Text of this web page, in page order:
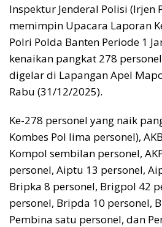
Inspektur Jenderal Polisi (Irjen
memimpin Upacara Laporan
Polri Polda Banten Periode 1
kenaikan pangkat 278
digelar di Lapangan Apel
Rabu (31/12/2025).
Ke-278 personel yang naik
Kombes Pol lima personel),
Kompol sembilan personel,
personel, Aiptu 13 personel,
Bripka 8 personel, Brigpol 42
personel, Bripda 10 personel,
Pembina satu personel, dan